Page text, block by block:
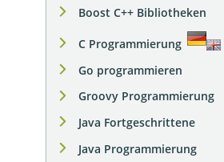
Boost C++ Bibliotheken
C Programmierung
Go programmieren
Groovy Programmierung
Java Fortgeschrittene
Java Programmierung